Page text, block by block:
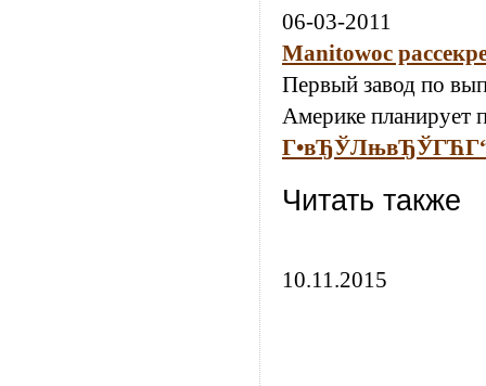
06-03-2011
Manitowoc
Первый завод по
Америке планирует
Читать также
10.11.2015